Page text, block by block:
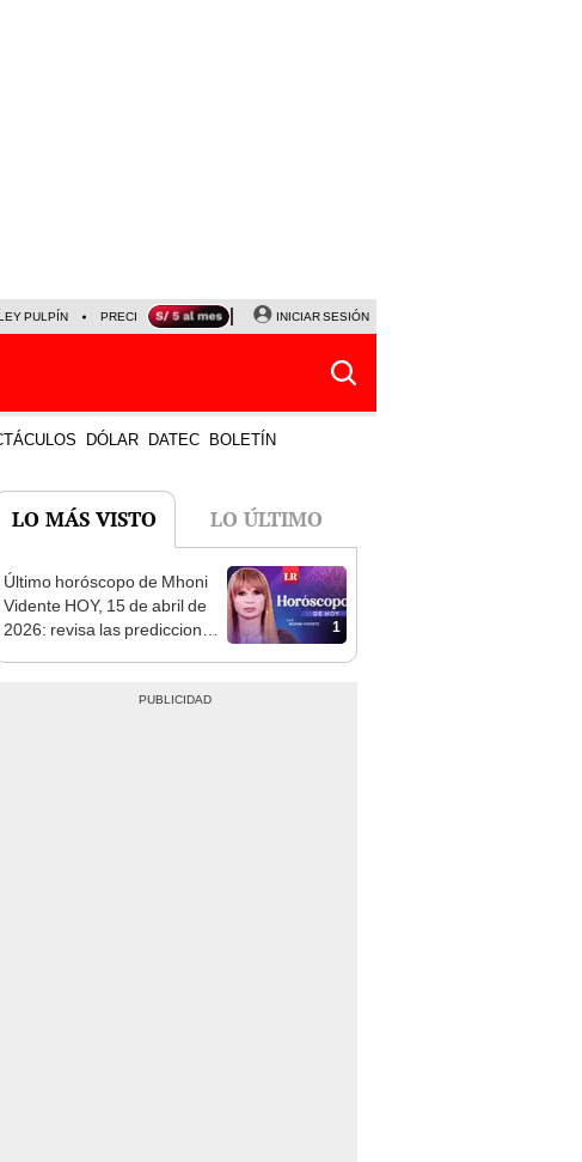
PULPÍN PRECIO DEL DÓLAR CORTE DE LUZ VIERNES 7 DE AGOSTO
INICIAR SESIÓN
DÓLAR DATEC BOLETÍN
LO MÁS VISTO LO ÚLTIMO
1
Último horóscopo de Mhoni
Vidente HOY, 15 de abril de
2026: revisa las predicciones